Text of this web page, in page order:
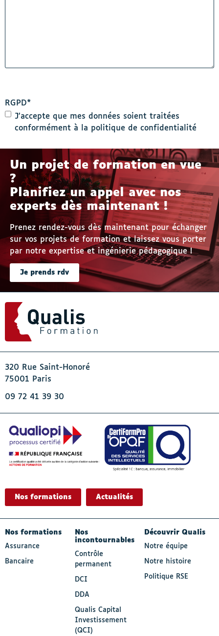
RGPD*
J'accepte que mes données soient traitées
conformément à la politique de confidentialité
Un projet de formation en vue
?
Planifiez un appel avec nos
experts dès maintenant !
Prenez rendez-vous dès maintenant pour échanger
sur vos projets de formation et laissez vous porter
par notre expertise et ingénierie pédagogique !
Je prends rdv
320 Rue Saint-Honoré
75001 Paris
09 72 41 39 30
Nos formations
- Actif
Actualités
Nos formations
Assurance
Bancaire
Nos
incontournables
Contrôle
permanent
DCI
DDA
Qualis Capital
Investissement
(QCI)
Découvrir Qualis
Notre équipe
Notre histoire
Politique RSE